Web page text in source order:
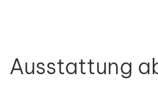
Ausstattung